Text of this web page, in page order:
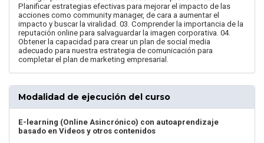
Planificar estrategias efectivas para mejorar el impacto de las
acciones como community manager, de cara a aumentar el
impacto y buscar la viralidad. 03. Comprender la importancia de la
reputación online para salvaguardar la imagen corporativa. 04.
Obtener la capacidad para crear un plan de social media
adecuado para nuestra estrategia de comunicación para
completar el plan de marketing empresarial.
Modalidad de ejecución del curso
E-learning (Online Asincrónico) con autoaprendizaje
basado en Videos y otros contenidos